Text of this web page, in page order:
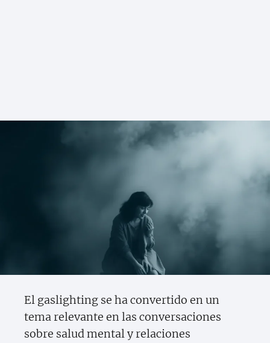
El gaslighting se ha convertido en un
tema relevante en las conversaciones
sobre salud mental y relaciones